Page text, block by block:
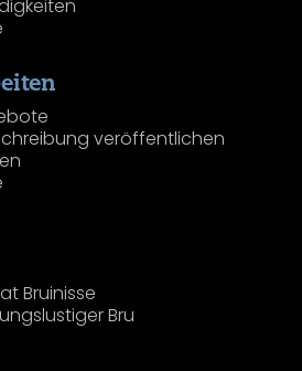
veröffentlichen
Bruinisse
Bru